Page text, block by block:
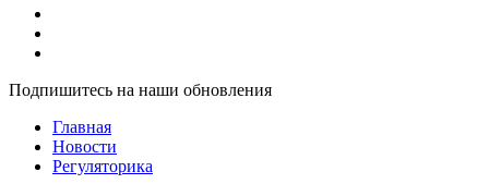
Подпишитесь на наши обновления
Главная
Новости
Регуляторика